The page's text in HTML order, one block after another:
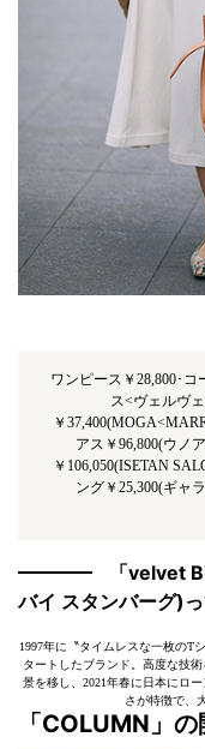
ワンピース￥28,800･
ス<ヴェルヴ
￥
アス￥96,800(ウノ
￥106,050(ISETAN
ング￥25,300(ギャ
「velvet
バイ スタンバーグ)
1997年に〝タイムレスな一枚のT
タートしたブランド。高度な技
景を移し、2021年春に日本にロ
さが特徴で、
「COLUMN」 の